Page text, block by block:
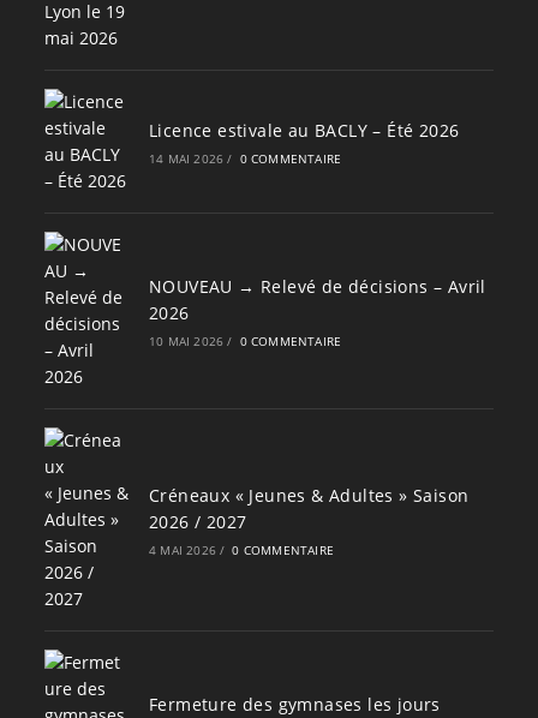
Licence estivale au BACLY – Été 2026
14 MAI 2026 / 0 COMMENTAIRE
NOUVEAU → Relevé de décisions – Avril
2026
10 MAI 2026 / 0 COMMENTAIRE
Créneaux « Jeunes & Adultes » Saison
2026 / 2027
4 MAI 2026 / 0 COMMENTAIRE
Fermeture des gymnases les jours